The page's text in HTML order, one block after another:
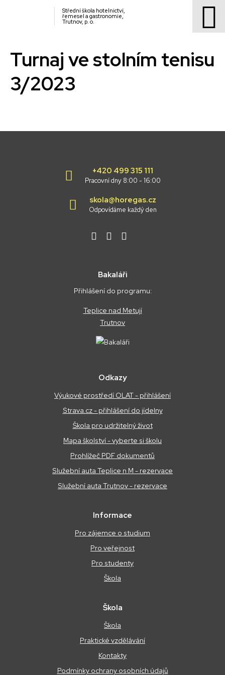
Střední škola hotelnictví,
řemesel a gastronomie,
Trutnov, p. o.
Turnaj ve stolním tenisu
3/2023
+420 499 315 111
Pracovní dny 8:00 - 16:00
skola@horegas.cz
Odpovídáme každý den
Bakaláři
Přihlášení do programu:
Teplice nad Metují
Trutnov
Odkazy
Výukové prostředí OLAT - přihlášení
Strava.cz - přihlášení do jídelny
Škola pro udržitelný život
Mapa školství - vyberte si školu
Prohlížeč PDF dokumentů
Služební auta Teplice n M - rezervace
Služební auta Trutnov - rezervace
Informace
Pro zájemce o studium
Pro veřejnost
Pro studenty
Škola
Škola
Škola
Praktické vzdělávání
Kontakty
Podmínky ochrany osobních údajů